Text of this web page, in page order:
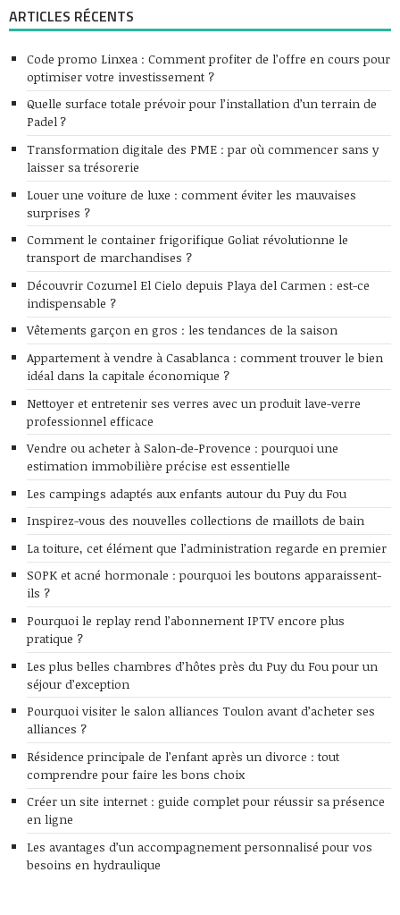
ARTICLES RÉCENTS
Code promo Linxea : Comment profiter de l’offre en cours pour
optimiser votre investissement ?
Quelle surface totale prévoir pour l’installation d’un terrain de
Padel ?
Transformation digitale des PME : par où commencer sans y
laisser sa trésorerie
Louer une voiture de luxe : comment éviter les mauvaises
surprises ?
Comment le container frigorifique Goliat révolutionne le
transport de marchandises ?
Découvrir Cozumel El Cielo depuis Playa del Carmen : est-ce
indispensable ?
Vêtements garçon en gros : les tendances de la saison
Appartement à vendre à Casablanca : comment trouver le bien
idéal dans la capitale économique ?
Nettoyer et entretenir ses verres avec un produit lave-verre
professionnel efficace
Vendre ou acheter à Salon-de-Provence : pourquoi une
estimation immobilière précise est essentielle
Les campings adaptés aux enfants autour du Puy du Fou
Inspirez-vous des nouvelles collections de maillots de bain
La toiture, cet élément que l’administration regarde en premier
SOPK et acné hormonale : pourquoi les boutons apparaissent-
ils ?
Pourquoi le replay rend l’abonnement IPTV encore plus
pratique ?
Les plus belles chambres d’hôtes près du Puy du Fou pour un
séjour d’exception
Pourquoi visiter le salon alliances Toulon avant d’acheter ses
alliances ?
Résidence principale de l’enfant après un divorce : tout
comprendre pour faire les bons choix
Créer un site internet : guide complet pour réussir sa présence
en ligne
Les avantages d’un accompagnement personnalisé pour vos
besoins en hydraulique